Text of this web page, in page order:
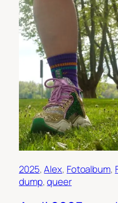
2025, Alex, Fotoalbum,
dump, queer